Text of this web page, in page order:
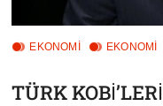
EKONOMİ EKONOMI
TÜRK